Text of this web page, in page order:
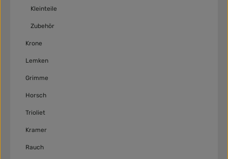
Kleinteile
Zubehör
Krone
Lemken
Grimme
Horsch
Trioliet
Kramer
Rauch